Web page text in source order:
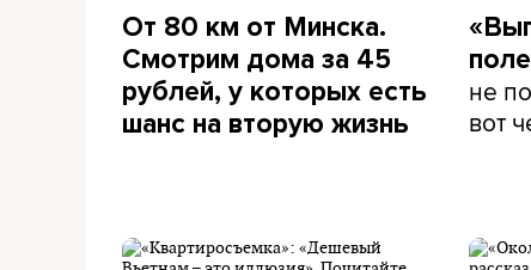
От 80 км от Минска.
Смотрим дома за 45
рублей, у которых есть
шанс на вторую жизнь
не
вот